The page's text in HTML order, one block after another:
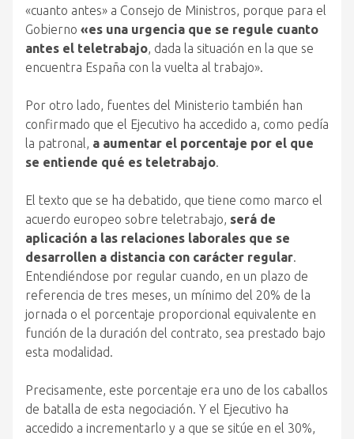
«cuanto antes» a Consejo de Ministros, porque para el
Gobierno «es una urgencia que se regule cuanto
antes el teletrabajo, dada la situación en la que se
encuentra España con la vuelta al trabajo».
Por otro lado, fuentes del Ministerio también han
confirmado que el Ejecutivo ha accedido a, como pedía
la patronal, a aumentar el porcentaje por el que
se entiende qué es teletrabajo.
El texto que se ha debatido, que tiene como marco el
acuerdo europeo sobre teletrabajo, será de
aplicación a las relaciones laborales que se
desarrollen a distancia con carácter regular.
Entendiéndose por regular cuando, en un plazo de
referencia de tres meses, un mínimo del 20% de la
jornada o el porcentaje proporcional equivalente en
función de la duración del contrato, sea prestado bajo
esta modalidad.
Precisamente, este porcentaje era uno de los caballos
de batalla de esta negociación. Y el Ejecutivo ha
accedido a incrementarlo y a que se sitúe en el 30%,